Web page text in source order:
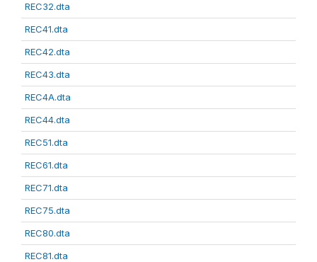
REC32.dta
REC41.dta
REC42.dta
REC43.dta
REC4A.dta
REC44.dta
REC51.dta
REC61.dta
REC71.dta
REC75.dta
REC80.dta
REC81.dta